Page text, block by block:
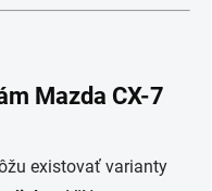
Mazda CX-7
existovať varianty